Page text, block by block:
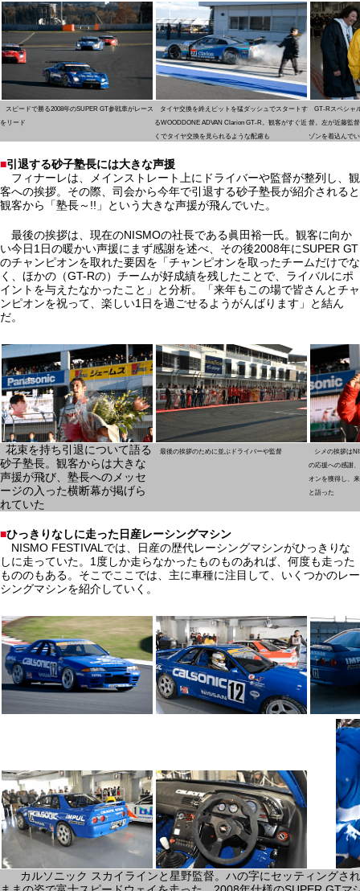
スピードで勝る2008年のSUPER GT参戦車がレース
をリード
タイヤ交換を終えピットを猛ダッシュでスタートす
るWOODDONE ADVAN Clarion GT-R。観客がすぐ近
くでタイヤ交換を見られるような配慮も
GT-Rスペシャ
督。左が近藤監
ゾンを着込んで
■引退する砂子塾長には大きな声援
フィナーレは、メインストレート上にドライバーや監督が整列し、観
客への挨拶。その際、司会から今年で引退する砂子塾長が紹介されると
観客から「塾長～!!」という大きな声援が飛んでいた。
最後の挨拶は、現在のNISMOの社長である眞田裕一氏。観客に向か
い今日1日の暖かい声援にまず感謝を述べ、その後2008年にSUPER GT
のチャンピオンを取れた要因を「チャンピオンを取ったチームだけでな
く、ほかの（GT-Rの）チームが好成績を残したことで、ライバルにポ
イントを与えたなかったこと」と分析。「来年もこの場で皆さんとチャ
ンピオンを祝って、楽しい1日を過ごせるようがんばります」と結ん
だ。
花束を持ち引退について語る
砂子塾長。観客からは大きな
声援が飛び、塾長へのメッセ
ージの入った横断幕が掲げら
れていた
最後の挨拶のために並ぶドライバーや監督
シメの挨拶は
の応援への感謝
オンを獲得し、
と語った
■ひっきりなしに走った日産レーシングマシン
NISMO FESTIVALでは、日産の歴代レーシングマシンがひっきりな
しに走っていた。1度しか走らなかったものものあれば、何度も走った
もののもある。そこでここでは、主に車種に注目して、いくつかのレー
シングマシンを紹介していく。
カルソニック スカイラインと星野監督。ハの字にセッティングさ